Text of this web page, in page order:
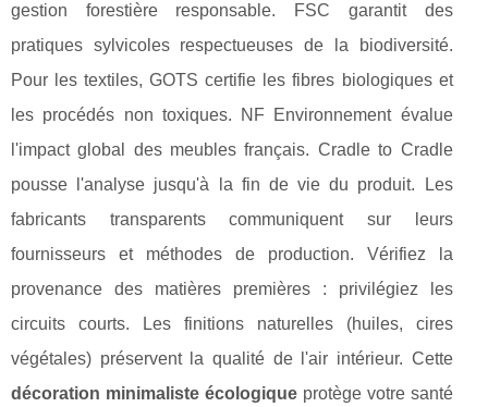
gestion forestière responsable. FSC garantit des
pratiques sylvicoles respectueuses de la biodiversité.
Pour les textiles, GOTS certifie les fibres biologiques et
les procédés non toxiques. NF Environnement évalue
l'impact global des meubles français. Cradle to Cradle
pousse l'analyse jusqu'à la fin de vie du produit. Les
fabricants transparents communiquent sur leurs
fournisseurs et méthodes de production. Vérifiez la
provenance des matières premières : privilégiez les
circuits courts. Les finitions naturelles (huiles, cires
végétales) préservent la qualité de l'air intérieur. Cette
décoration minimaliste écologiqueprotège votre santé